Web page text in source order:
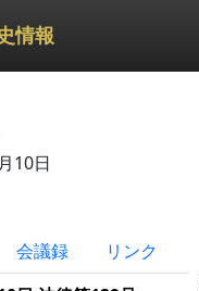
情報
10日
会議録
リンク